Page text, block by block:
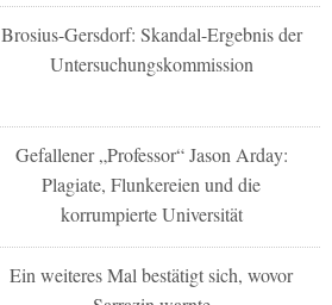
Brosius-Gersdorf: Skandal-Ergebnis der
Untersuchungskommission
Gefallener „Professor“ Jason Arday:
Plagiate, Flunkereien und die
korrumpierte Universität
Ein weiteres Mal bestätigt sich, wovor